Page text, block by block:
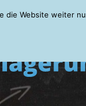
die Website weiter